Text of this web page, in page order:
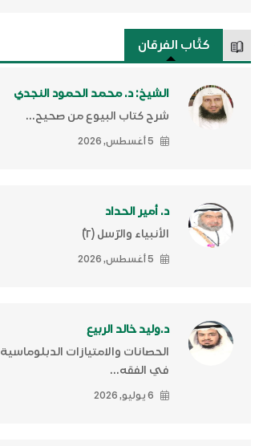
كتَّاب الفرقان
الشيخ: د. محمد الحمود النجدي
شرح كتاب البيوع من صحيح...
5 أغسطس, 2026
د. أمير الحداد
الأنبياء والرّسل (٢)ّ
5 أغسطس, 2026
د.وليد خالد الربيع
الحصانات والامتيازات الدبلوماسية
في الفقه...
6 يوليو, 2026